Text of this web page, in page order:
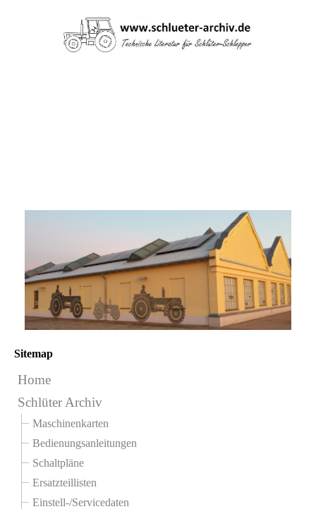
Sitemap
Home
Schlüter Archiv
Maschinenkarten
Bedienungsanleitungen
Schaltpläne
Ersatzteillisten
Einstell-/Servicedaten